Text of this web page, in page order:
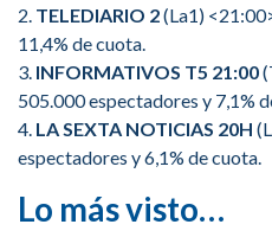
2. TELEDIARIO 2(La1)
11,4% de cuota.
3. INFORMATIVOS T5 21:00
505.000 espectadores y 7,1%
4. LA SEXTA NOTICIAS 20H
espectadores y 6,1% de cuota.
Lo más visto…